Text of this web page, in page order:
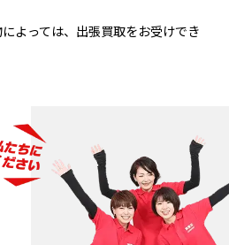
よっては、出張買取をお受けでき